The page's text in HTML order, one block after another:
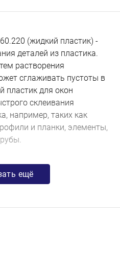
(жидкий пластик) -
деталей из пластика.
растворения
сглаживать пустоты в
пластик для окон
склеивания
например, таких как
и планки, элементы,
ещё